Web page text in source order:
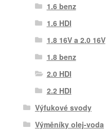
1.6 benz
1.6 HDI
1.8 16V a 2.0 16V
1.8 benz
2.0 HDI
2.2 HDI
Výfukové svody
Výměníky olej-voda